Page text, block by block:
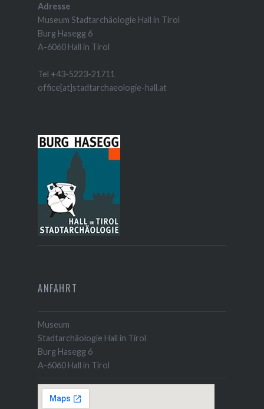
Adresse
Museum Stadtarchäologie Hall in Tirol
Burg Hasegg 6
A-6060 Hall in Tirol
Tel +43-5223-21711
office[at]stadtarchaeologie-hall.at
ANFAHRT
Museum
Stadtarchäologie Hall in Tirol
Burg Hasegg 6
A-6060 Hall in Tirol